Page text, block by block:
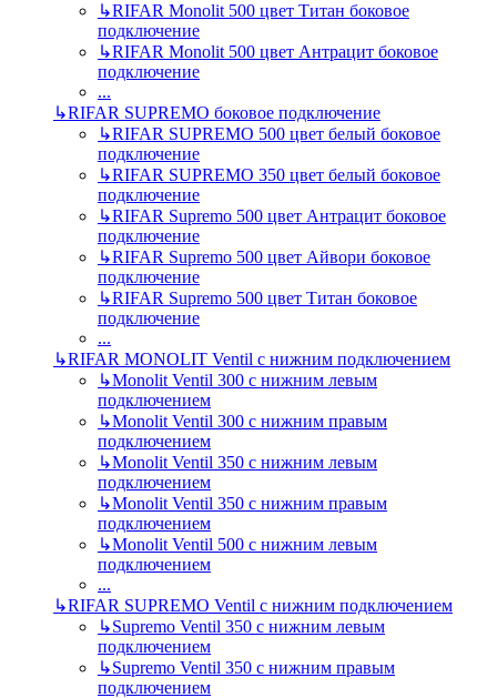
↳RIFAR Monolit 500 цвет Титан боковое
подключение
↳RIFAR Monolit 500 цвет Антрацит боковое
подключение
...
↳RIFAR SUPREMO боковое подключение
↳RIFAR SUPREMO 500 цвет белый боковое
подключение
↳RIFAR SUPREMO 350 цвет белый боковое
подключение
↳RIFAR Supremo 500 цвет Антрацит боковое
подключение
↳RIFAR Supremo 500 цвет Айвори боковое
подключение
↳RIFAR Supremo 500 цвет Титан боковое
подключение
...
↳RIFAR MONOLIT Ventil с нижним подключением
↳Monolit Ventil 300 с нижним левым
подключением
↳Monolit Ventil 300 с нижним правым
подключением
↳Monolit Ventil 350 с нижним левым
подключением
↳Monolit Ventil 350 с нижним правым
подключением
↳Monolit Ventil 500 с нижним левым
подключением
...
↳RIFAR SUPREMO Ventil с нижним подключением
↳Supremo Ventil 350 с нижним левым
подключением
↳Supremo Ventil 350 с нижним правым
подключением